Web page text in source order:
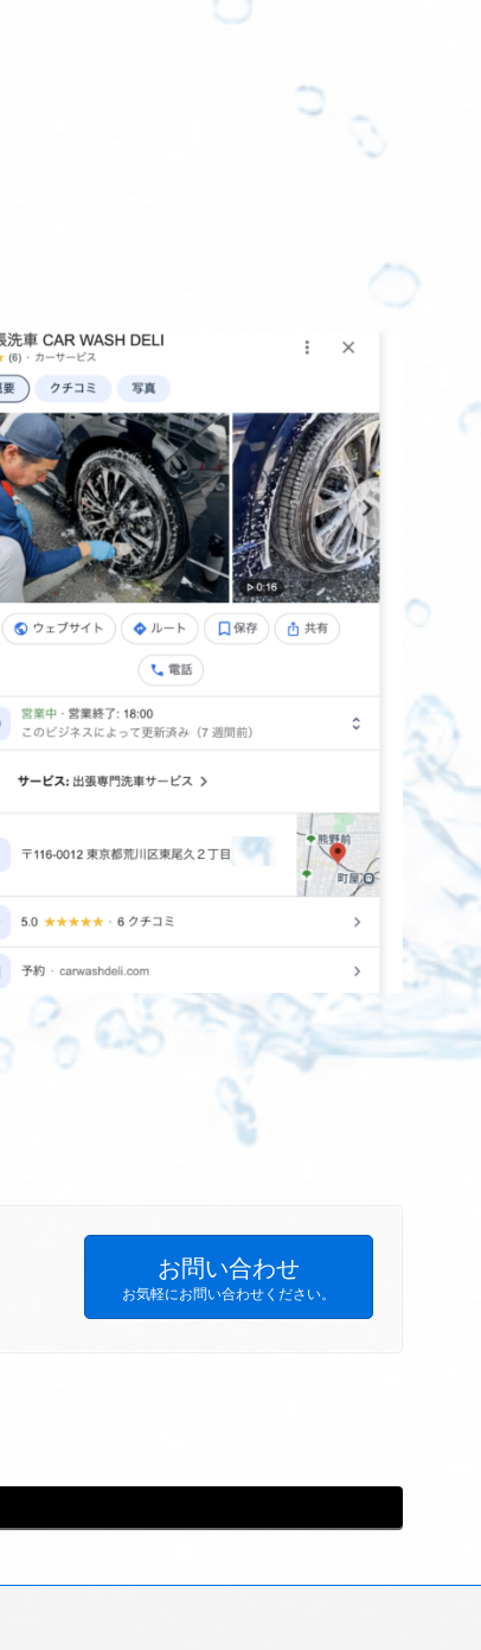
お問い合わせ
お気軽にお問い合わせください。